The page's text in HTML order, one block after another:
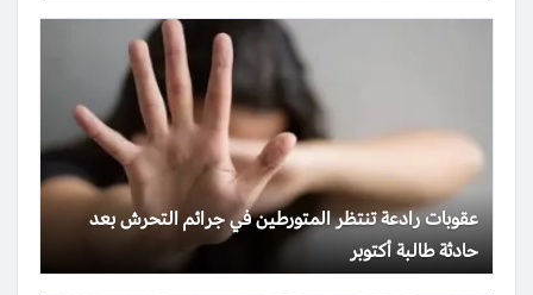
عقوبات رادعة تنتظر المتورطين في جرائم التحرش بعد
حادثة طالبة أكتوبر